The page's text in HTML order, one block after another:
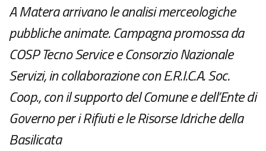
A Matera arrivano le analisi merceologiche
pubbliche animate. Campagna promossa da
COSP Tecno Service e Consorzio Nazionale
Servizi, in collaborazione con E.R.I.C.A. Soc.
Coop., con il supporto del Comune e dell’Ente di
Governo per i Rifiuti e le Risorse Idriche della
Basilicata